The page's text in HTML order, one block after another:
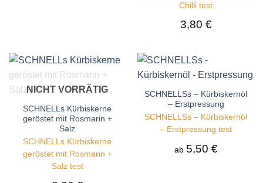
Chilli test
3,80 €
NICHT VORRÄTIG
SCHNELLs Kürbiskerne
geröstet mit Rosmarin +
Salz
SCHNELLs Kürbiskerne
geröstet mit Rosmarin +
Salz test
SCHNELLSs – Kürbiskernöl
– Erstpressung
SCHNELLSs – Kürbiskernöl
– Erstpressung test
ab 5,50 €